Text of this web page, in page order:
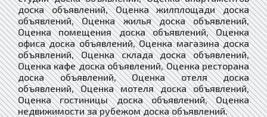
доска объявлений, Оценка жилплощади доска
объявлений, Оценка жилья доска объявлений,
Оценка помещения доска объявлений, Оценка
офиса доска объявлений, Оценка магазина доска
объявлений, Оценка склада доска объявлений,
Оценка кафе доска объявлений, Оценка ресторана
доска объявлений, Оценка отеля доска
объявлений, Оценка мотеля доска объявлений,
Оценка гостиницы доска объявлений, Оценка
недвижимости за рубежом доска объявлений.